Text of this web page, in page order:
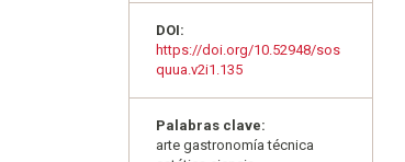
DOI:
https://doi.org/10.52948/sos
quua.v2i1.135
Palabras clave:
arte gastronomía técnica